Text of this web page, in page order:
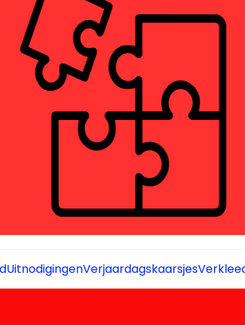
UitnodigingenVerjaardagskaarsjes